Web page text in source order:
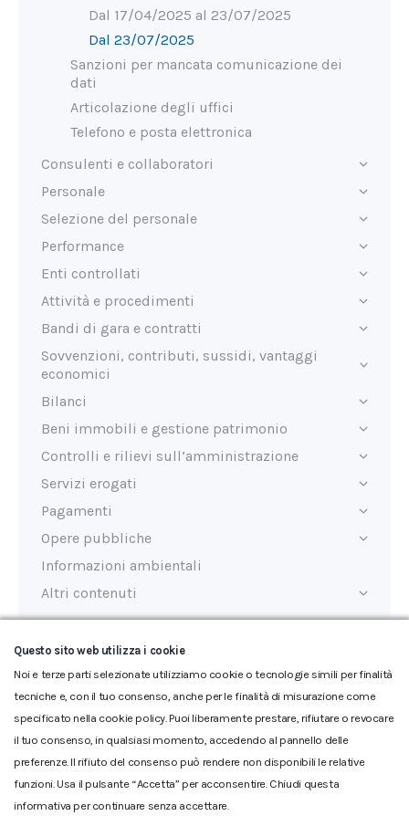
Dal 17/04/2025 al 23/07/2025
Dal 23/07/2025
Sanzioni per mancata comunicazione dei
dati
Articolazione degli uffici
Telefono e posta elettronica
Consulenti e collaboratori
Personale
Selezione del personale
Performance
Enti controllati
Attività e procedimenti
Bandi di gara e contratti
Sovvenzioni, contributi, sussidi, vantaggi
economici
Bilanci
Beni immobili e gestione patrimonio
Controlli e rilievi sull’amministrazione
Servizi erogati
Pagamenti
Opere pubbliche
Informazioni ambientali
Altri contenuti
Ultimo aggiornamento: 23/06/2026
Glossario|Privacy|Cookie|Reclamo
Questo sito web utilizza i cookie
Noi e terze parti selezionate utilizziamo cookie o tecnologie simili per finalità
tecniche e, con il tuo consenso, anche per le finalità di misurazione come
specificato nella cookie policy. Puoi liberamente prestare, rifiutare o revocare
il tuo consenso, in qualsiasi momento, accedendo al pannello delle
preferenze. Il rifiuto del consenso può rendere non disponibili le relative
funzioni. Usa il pulsante “Accetta” per acconsentire. Chiudi questa
informativa per continuare senza accettare.